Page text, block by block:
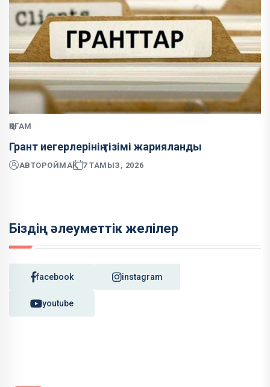
ҚОҒАМ
Грант иегерлерінің тізімі жарияланды
АВТОРОЙМАҚ 7 ТАМЫЗ, 2026
Біздің әлеуметтік желілер
facebook instagram
youtube